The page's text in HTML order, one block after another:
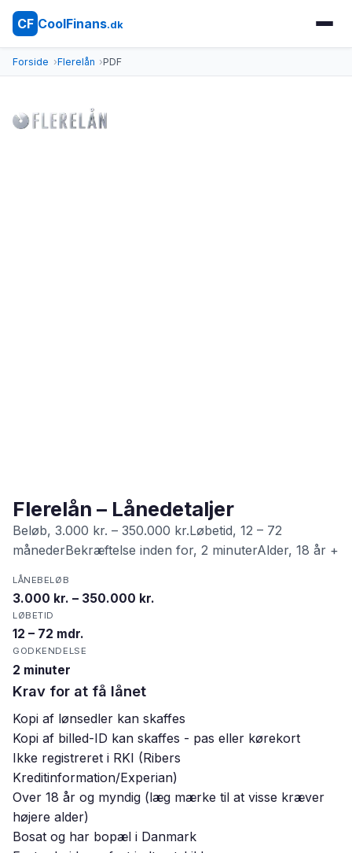
CF CoolFinans.dk
Forside Flerelån PDF
Flerelån – Lånedetaljer
Beløb, 3.000 kr. – 350.000 kr.Løbetid, 12 – 72
månederBekræftelse inden for, 2 minuterAlder, 18 år +
LÅNEBELØB
3.000 kr. – 350.000 kr.
LØBETID
12 – 72 mdr.
GODKENDELSE
2 minuter
Krav for at få lånet
Kopi af lønsedler kan skaffes
Kopi af billed-ID kan skaffes - pas eller kørekort
Ikke registreret i RKI (Ribers
Kreditinformation/Experian)
Over 18 år og myndig (læg mærke til at visse kræver
højere alder)
Bosat og har bopæl i Danmark